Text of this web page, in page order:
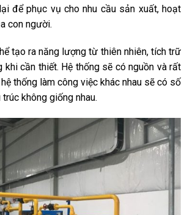
để phục vụ cho nhu cầu sản xuất, hoạt
con người.
tạo ra năng lượng từ thiên nhiên, tích trữ
khi cần thiết. Hệ thống sẽ có nguồn và rất
thống làm công việc khác nhau sẽ có số
không giống nhau.